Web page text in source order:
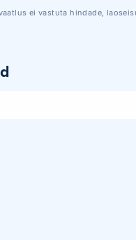
ei vastuta hindade,